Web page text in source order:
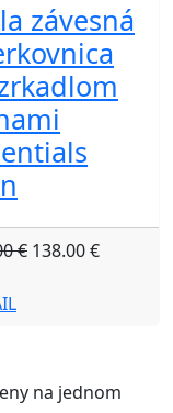
závesná
€ 138.00 €
na jednom